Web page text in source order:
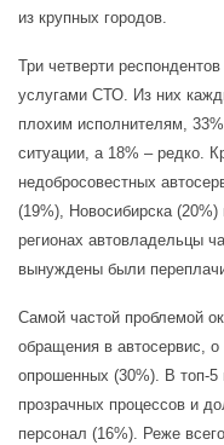
из крупных городов.
Три четверти
услугами СТО. Из них
плохим исполнителям,
ситуации, а 18% – редко.
недобросовестных
(19%), Новосибирска
регионах автовладельцы
вынуждены были
Самой частой проблемой
обращения в автосервис,
опрошенных (30%). В топ-5
прозрачных процессов и
персонал (16%). Реже